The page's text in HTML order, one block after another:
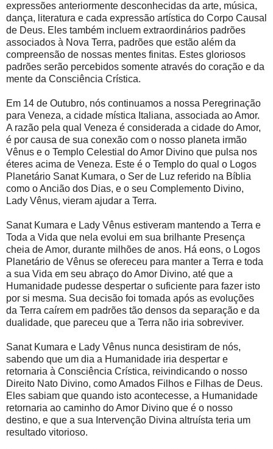
expressões anteriormente desconhecidas da arte, música,
dança, literatura e cada expressão artística do Corpo Causal
de Deus. Eles também incluem extraordinários padrões
associados à Nova Terra, padrões que estão além da
compreensão de nossas mentes finitas. Estes gloriosos
padrões serão percebidos somente através do coração e da
mente da Consciência Crística.
Em 14 de Outubro, nós continuamos a nossa Peregrinação
para Veneza, a cidade mística Italiana, associada ao Amor.
A razão pela qual Veneza é considerada a cidade do Amor,
é por causa de sua conexão com o nosso planeta irmão
Vênus e o Templo Celestial do Amor Divino que pulsa nos
éteres acima de Veneza. Este é o Templo do qual o Logos
Planetário Sanat Kumara, o Ser de Luz referido na Bíblia
como o Ancião dos Dias, e o seu Complemento Divino,
Lady Vênus, vieram ajudar a Terra.
Sanat Kumara e Lady Vênus estiveram mantendo a Terra e
Toda a Vida que nela evolui em sua brilhante Presença
cheia de Amor, durante milhões de anos. Há eons, o Logos
Planetário de Vênus se ofereceu para manter a Terra e toda
a sua Vida em seu abraço do Amor Divino, até que a
Humanidade pudesse despertar o suficiente para fazer isto
por si mesma. Sua decisão foi tomada após as evoluções
da Terra caírem em padrões tão densos da separação e da
dualidade, que pareceu que a Terra não iria sobreviver.
Sanat Kumara e Lady Vênus nunca desistiram de nós,
sabendo que um dia a Humanidade iria despertar e
retornaria à Consciência Crística, reivindicando o nosso
Direito Nato Divino, como Amados Filhos e Filhas de Deus.
Eles sabiam que quando isto acontecesse, a Humanidade
retornaria ao caminho do Amor Divino que é o nosso
destino, e que a sua Intervenção Divina altruísta teria um
resultado vitorioso.